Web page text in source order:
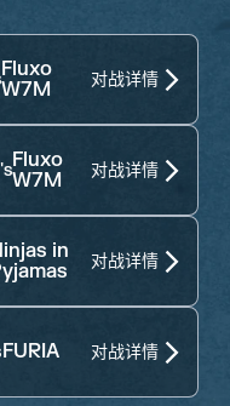
Fluxo
W7M
对战详情
Fluxo
W7M
对战详情
in
对战详情
FURIA 对战详情